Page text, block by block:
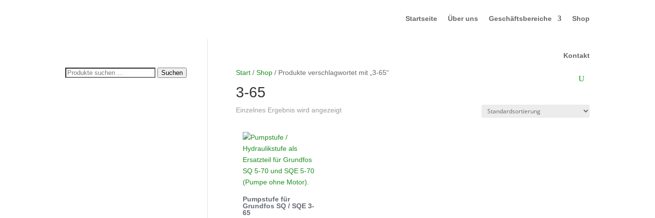
Startseite Über uns Geschäftsbereiche Shop
Kontakt
Start/ Shop/ Produkte verschlagwortet mit „3-65“
3-65
Einzelnes Ergebnis wird angezeigt
Pumpstufe für
Grundfos SQ / SQE 3-
65
Suchen
Suchen